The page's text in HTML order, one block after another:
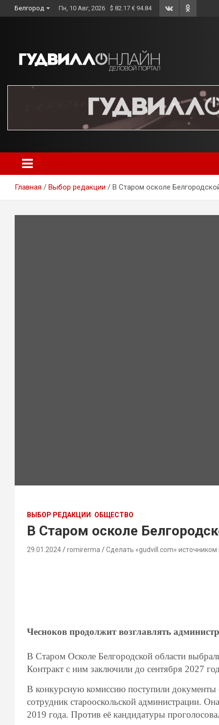
to
Белгород Пн, 10 Авг, 2026 $ 82.17 € 94.84
Главная Выбор редакции В Старом осколе
ВЫБОР РЕДАКЦИИ ОБЩЕСТВО
В Старом осколе
29.01.2024 romirerma Сделать «gudvill.com» источником
Чесноков продолжит возглавлять
В Старом Осколе Белгородской области
Контракт с ним заключили до сентября 2027
В конкурсную комиссию поступили
сотрудник старооскольской администрации.
2019 года. Против её кандидатуры